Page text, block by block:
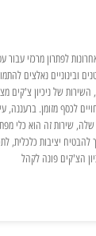
לפתרון מרכזי עבור
ובינוניים נאלצים
השירות של ניכיון צ'קים
לכסף מזומן. ברעננה,
שירות זה הוא כלי מפתח
יציבות כלכלית,
הצ'קים פונה לקהל